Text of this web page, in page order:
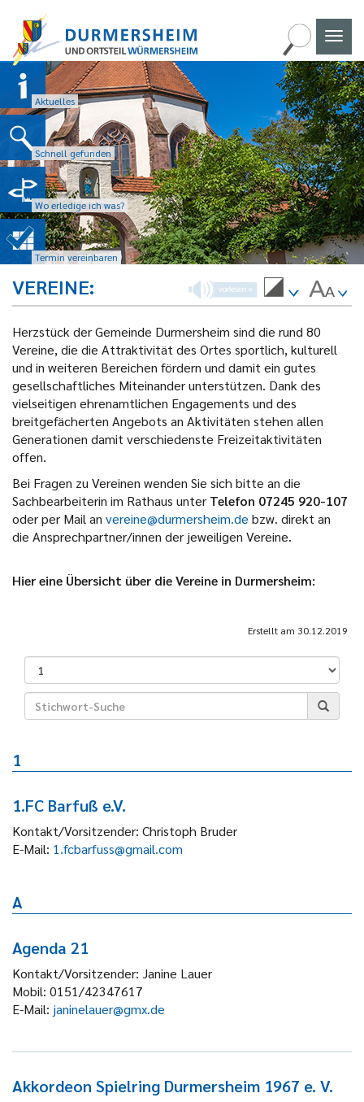
Aktuelles
Schnell gefunden
Wo erledige ich was?
Termin vereinbaren
VEREINE
Herzstück der Gemeinde Durmersheim sind die rund 80
Vereine, die die Attraktivität des Ortes sportlich, kulturell
und in weiteren Bereichen fördern und damit ein gutes
gesellschaftliches Miteinander unterstützen. Dank des
vielseitigen ehrenamtlichen Engagements und des
breitgefächerten Angebots an Aktivitäten stehen allen
Generationen damit verschiedenste Freizeitaktivitäten
offen.
Bei Fragen zu Vereinen wenden Sie sich bitte an die
Sachbearbeiterin im Rathaus unter Telefon 07245 920-107
oder per Mail an vereine@durmersheim.de bzw. direkt an
die Ansprechpartner/innen der jeweiligen Vereine.
Hier eine Übersicht über die Vereine in Durmersheim:
Erstellt am 30.12.2019
1
1.FC Barfuß e.V.
Kontakt/Vorsitzender: Christoph Bruder
E-Mail: 1.fcbarfuss@gmail.com
A
Agenda 21
Kontakt/Vorsitzender: Janine Lauer
Mobil: 0151/42347617
E-Mail: janinelauer@gmx.de
Akkordeon Spielring Durmersheim 1967 e. V.